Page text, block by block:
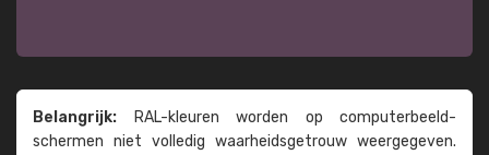
Belangrijk: RAL-kleuren worden op computer­beeld­
schermen niet volledig waarheids­­getrouw weer­gegeven.